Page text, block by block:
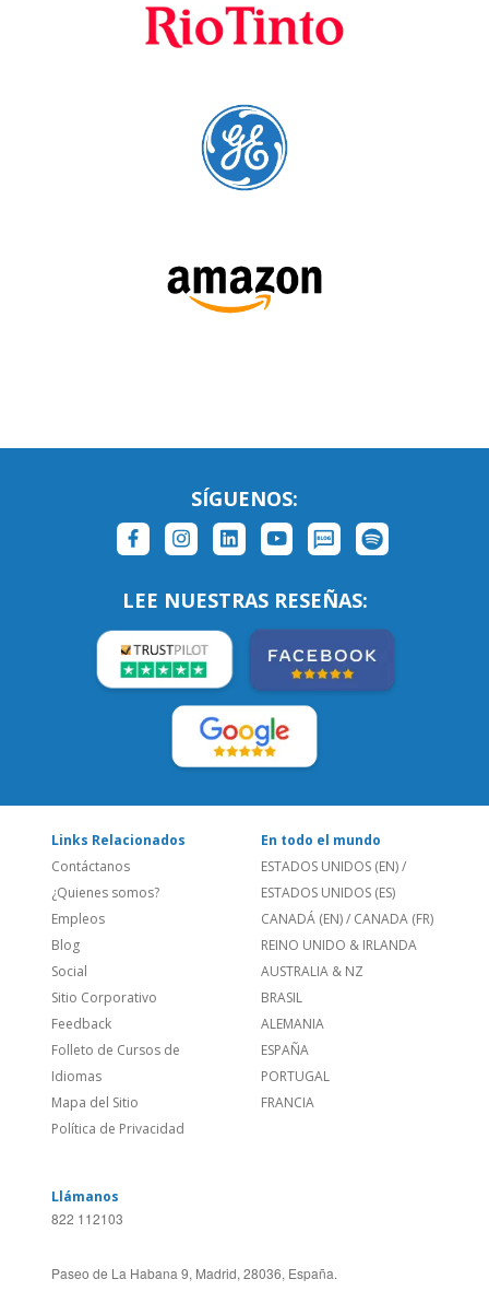
Contáctanos
¿Quienes somos?
Empleos
Blog
Social
Sitio Corporativo
Feedback
Folleto de Cursos de
Idiomas
Mapa del Sitio
Política de Privacidad
ESTADOS UNIDOS (EN)
ESTADOS UNIDOS (ES)
CANADÁ (EN)/CANADA (FR)
REINO UNIDO & IRLANDA
AUSTRALIA & NZ
BRASIL
ALEMANIA
ESPAÑA
PORTUGAL
FRANCIA
822 112103
Paseo de la Pechina 35, Valencia, 46008, España.